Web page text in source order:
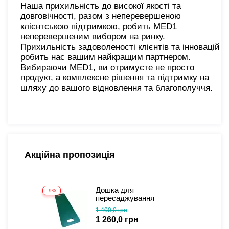
Наша прихильність до високої якості та
довговічності, разом з неперевершеною
клієнтською підтримкою, робить MED1
неперевершеним вибором на ринку.
Прихильність задоволеності клієнтів та інновацій
робить нас вашим найкращим партнером.
Вибираючи MED1, ви отримуєте не просто
продукт, а комплексне рішення та підтримку на
шляху до вашого відновлення та благополуччя.
Акційна пропозиція
-9%
Дошка для
пересаджування
1 400,0 грн
1 260,0 грн